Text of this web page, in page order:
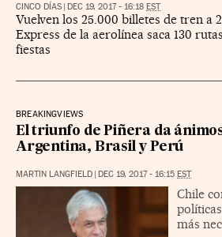
CINCO DÍAS | DEC 19, 2017 - 16:18 EST
Vuelven los 25.000 billetes de tren a
Express de la aerolínea saca 130
fiestas
BREAKINGVIEWS
El triunfo de Piñera da
Argentina, Brasil y Perú
MARTIN LANGFIELD | DEC 19, 2017 - 16:15 EST
Chile
más